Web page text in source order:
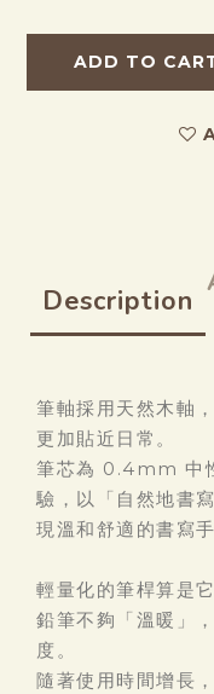
ADD TO
Description
筆軸採用天然木軸
更加貼近日常。
筆芯為 0.4mm 中
驗，以「自然地書
現溫和舒適的書寫手
輕量化的筆桿算是
鉛筆不夠「溫暖」
度。
隨著使用時間增長